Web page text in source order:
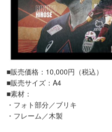
■販売価格：10,000円（税込）
■販売サイズ：A4
■素材：
・フォト部分／ブリキ
・フレーム／木製